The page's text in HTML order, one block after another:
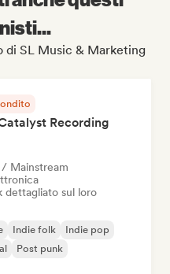
di SL Music & Marketing
Recording
Mainstream
dettagliato sul loro
Indie folk
Indie pop
Post punk